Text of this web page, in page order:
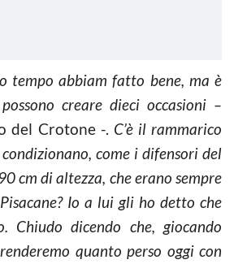
tempo abbiam fatto bene, ma è
creare dieci occasioni –
del Crotone -. C’è il rammarico
come i difensori del
cm di altezza, che erano sempre
Io a lui gli ho detto che
Chiudo dicendo che, giocando
quanto perso oggi con